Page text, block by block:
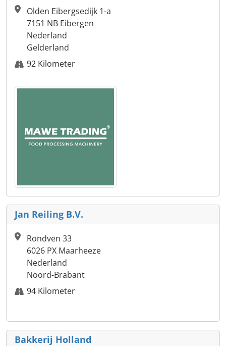
Olden Eibergsedijk 1-a
7151 NB Eibergen
Nederland
Gelderland
92 Kilometer
Jan Reiling B.V.
Rondven 33
6026 PX Maarheeze
Nederland
Noord-Brabant
94 Kilometer
Bakkerij Holland